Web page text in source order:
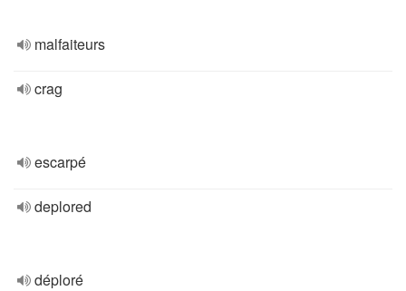
malfaiteurs
crag
escarpé
deplored
déploré